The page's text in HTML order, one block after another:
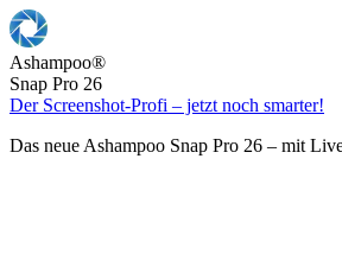
Ashampoo®
Snap Pro 26
Der Screenshot-Profi – jetzt noch smarter!
Das neue Ashampoo Snap Pro 26 – mit